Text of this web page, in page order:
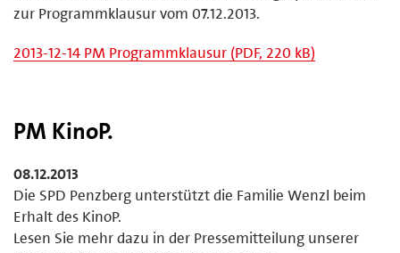
zur Programmklausur vom 07.12.2013.
2013-12-14 PM Programmklausur (PDF, 220 kB)
PM KinoP.
08.12.2013
Die SPD Penzberg unterstützt die Familie Wenzl beim
Erhalt des KinoP.
Lesen Sie mehr dazu in der Pressemitteilung unserer